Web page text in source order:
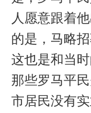
人愿意跟着
的是，马略
这也是和当
那些罗马平
市居民没有